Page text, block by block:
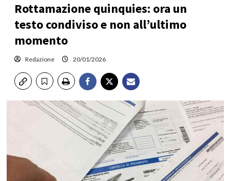
Rottamazione quinquies: ora un
testo condiviso e non all’ultimo
momento
Redazione 20/01/2026